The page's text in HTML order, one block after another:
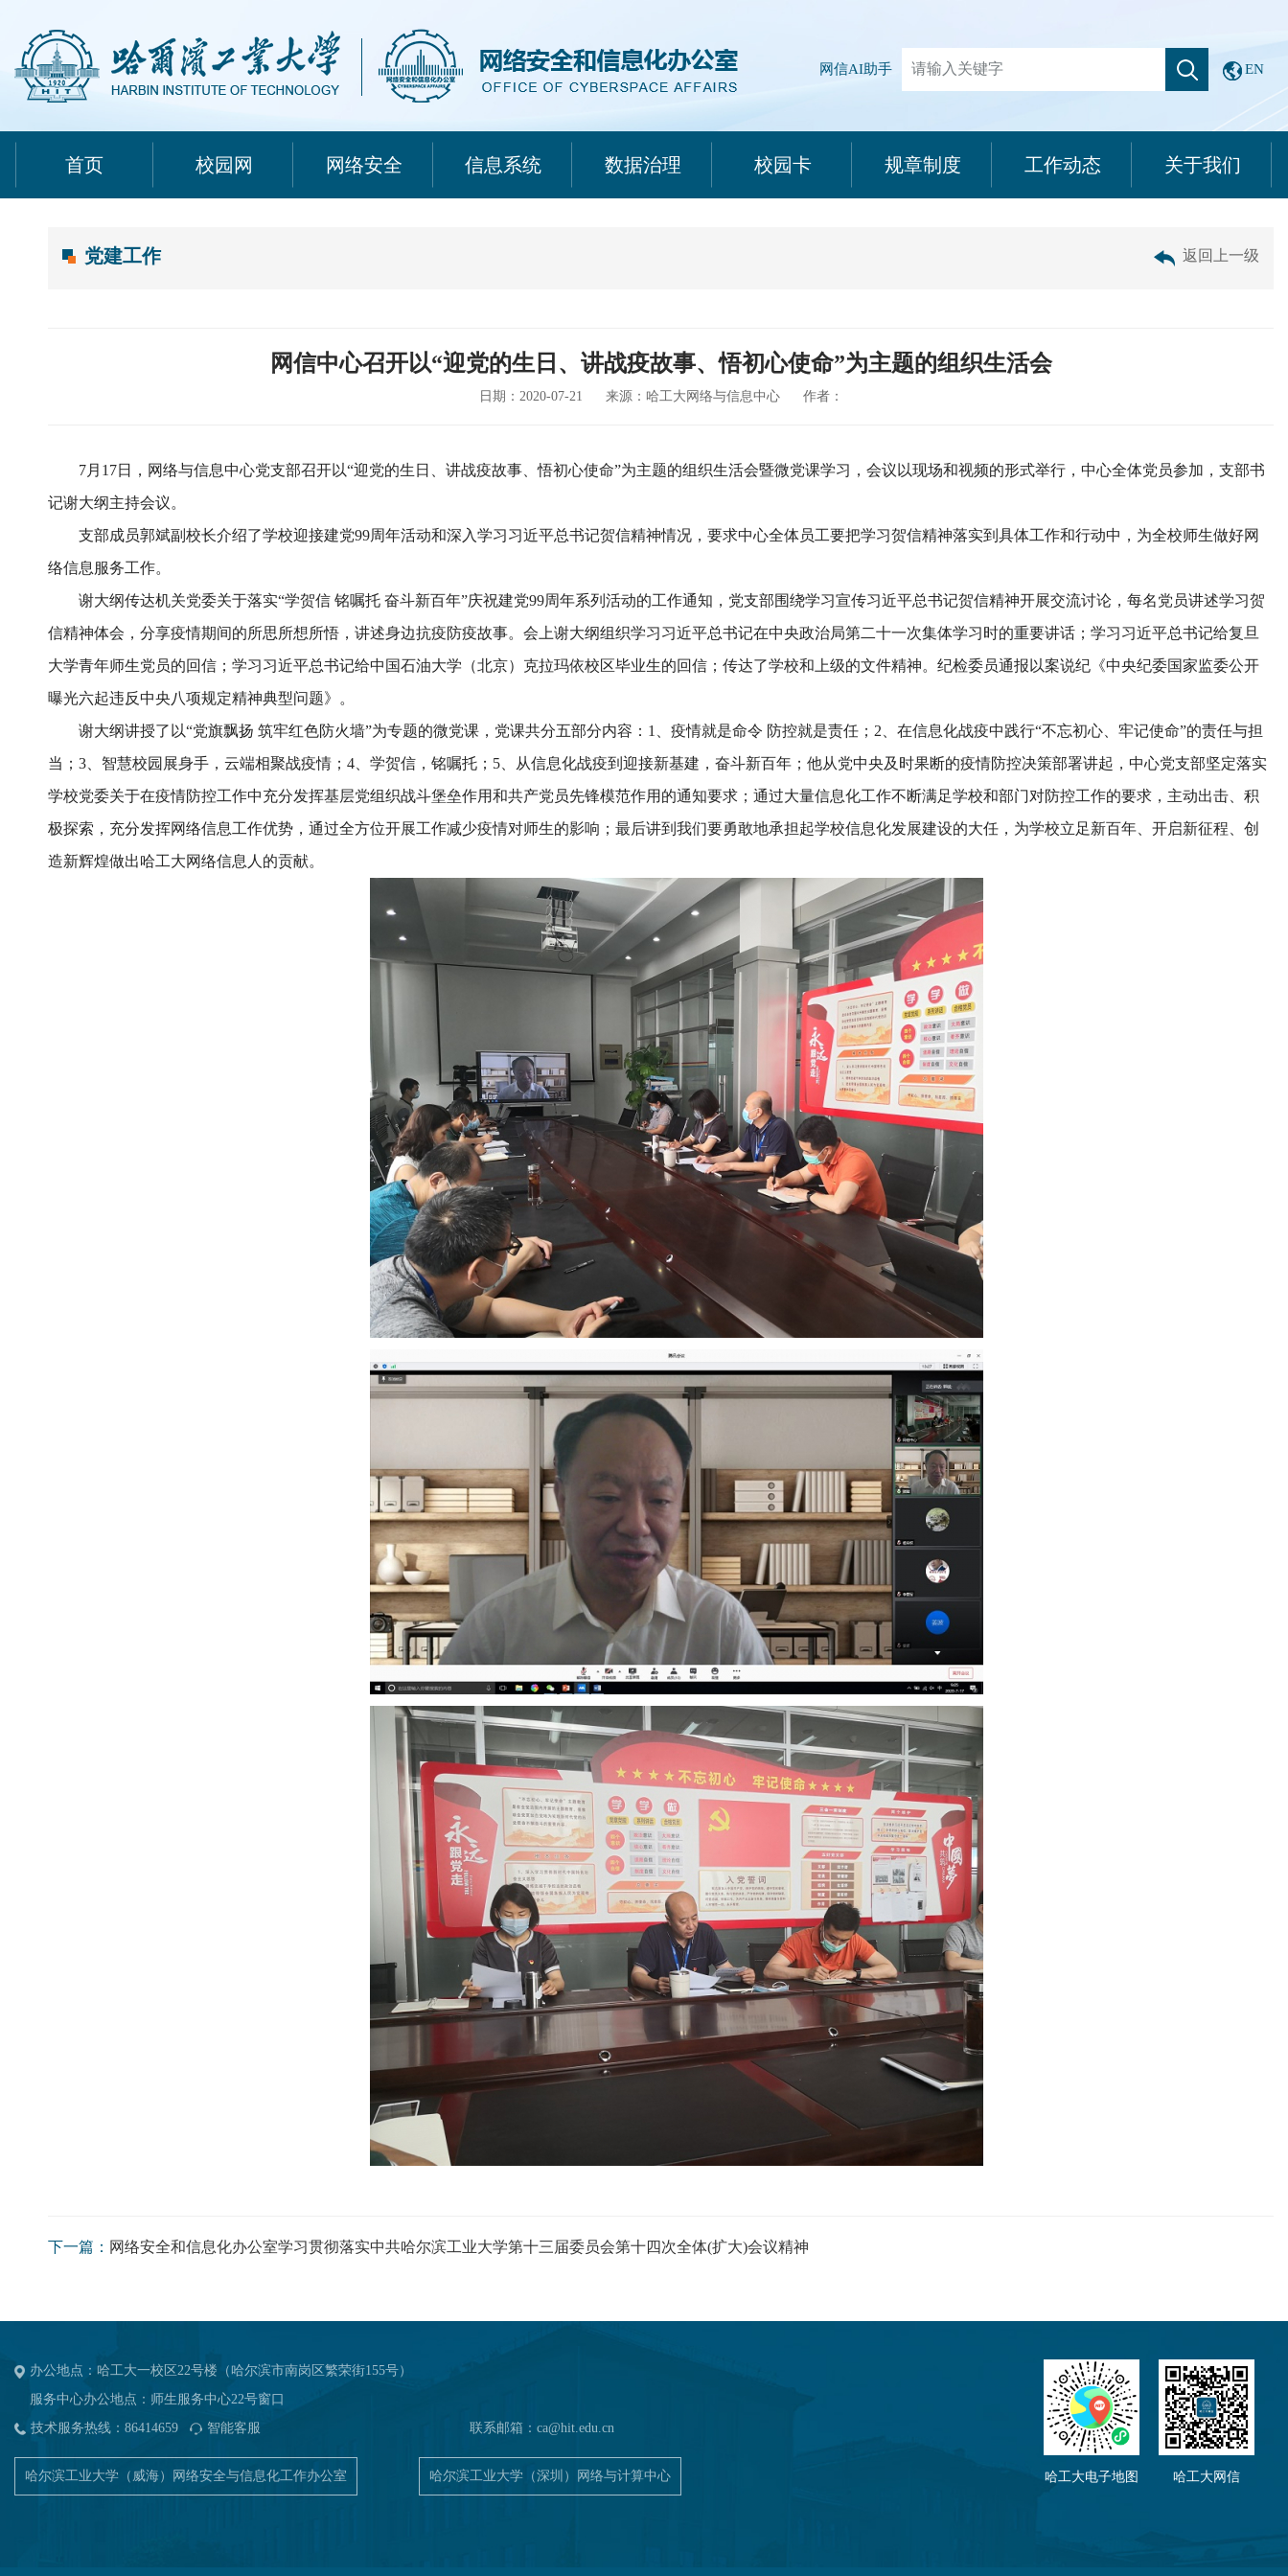
网信AI助手 EN
首页 校园网 网络安全 信息系统 数据治理 校园卡 规章制度 工作动态 关于我们
党建工作 返回上一级
网信中心召开以“迎党的生日、讲战疫故事、悟初心使命”为主题的组织生活会
日期：2020-07-21 来源：哈工大网络与信息中心 作者：
7月17日，网络与信息中心党支部召开以“迎党的生日、讲战疫故事、悟初心使命”为主题的组织生活会暨微党课学习，会议以现场和视频的形式举行，中心全体党员参加，支部书
记谢大纲主持会议。
支部成员郭斌副校长介绍了学校迎接建党99周年活动和深入学习习近平总书记贺信精神情况，要求中心全体员工要把学习贺信精神落实到具体工作和行动中，为全校师生做好网
络信息服务工作。
谢大纲传达机关党委关于落实“学贺信 铭嘱托 奋斗新百年”庆祝建党99周年系列活动的工作通知，党支部围绕学习宣传习近平总书记贺信精神开展交流讨论，每名党员讲述学习贺
信精神体会，分享疫情期间的所思所想所悟，讲述身边抗疫防疫故事。会上谢大纲组织学习习近平总书记在中央政治局第二十一次集体学习时的重要讲话；学习习近平总书记给复旦
大学青年师生党员的回信；学习习近平总书记给中国石油大学（北京）克拉玛依校区毕业生的回信；传达了学校和上级的文件精神。纪检委员通报以案说纪《中央纪委国家监委公开
曝光六起违反中央八项规定精神典型问题》。
谢大纲讲授了以“党旗飘扬 筑牢红色防火墙”为专题的微党课，党课共分五部分内容：1、疫情就是命令 防控就是责任；2、在信息化战疫中践行“不忘初心、牢记使命”的责任与担
当；3、智慧校园展身手，云端相聚战疫情；4、学贺信，铭嘱托；5、从信息化战疫到迎接新基建，奋斗新百年；他从党中央及时果断的疫情防控决策部署讲起，中心党支部坚定落实
学校党委关于在疫情防控工作中充分发挥基层党组织战斗堡垒作用和共产党员先锋模范作用的通知要求；通过大量信息化工作不断满足学校和部门对防控工作的要求，主动出击、积
极探索，充分发挥网络信息工作优势，通过全方位开展工作减少疫情对师生的影响；最后讲到我们要勇敢地承担起学校信息化发展建设的大任，为学校立足新百年、开启新征程、创
造新辉煌做出哈工大网络信息人的贡献。
下一篇： 网络安全和信息化办公室学习贯彻落实中共哈尔滨工业大学第十三届委员会第十四次全体(扩大)会议精神
办公地点：哈工大一校区22号楼（哈尔滨市南岗区繁荣街155号）
服务中心办公地点：师生服务中心22号窗口
技术服务热线：86414659
智能客服 联系邮箱： ca@hit.edu.cn
哈尔滨工业大学（威海）网络安全与信息化工作办公室 哈尔滨工业大学（深圳）网络与计算中心 哈工大电子地图 哈工大网信